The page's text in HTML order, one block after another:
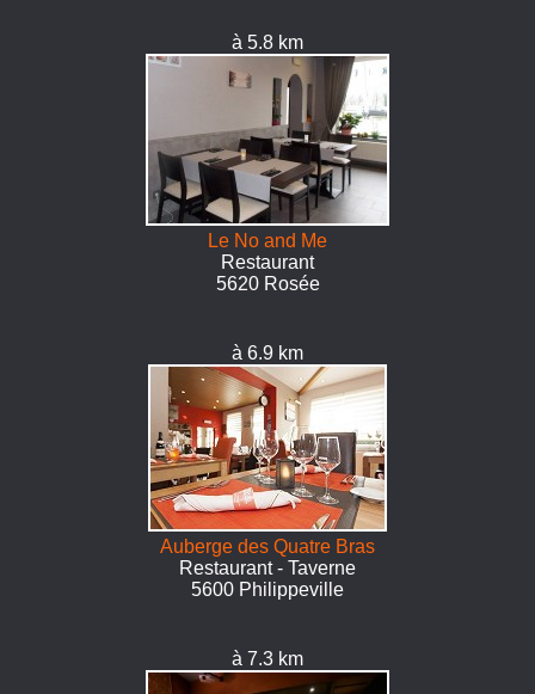
à 5.8 km
Le No and Me
Restaurant
5620 Rosée
à 6.9 km
Auberge des Quatre Bras
Restaurant - Taverne
5600 Philippeville
à 7.3 km